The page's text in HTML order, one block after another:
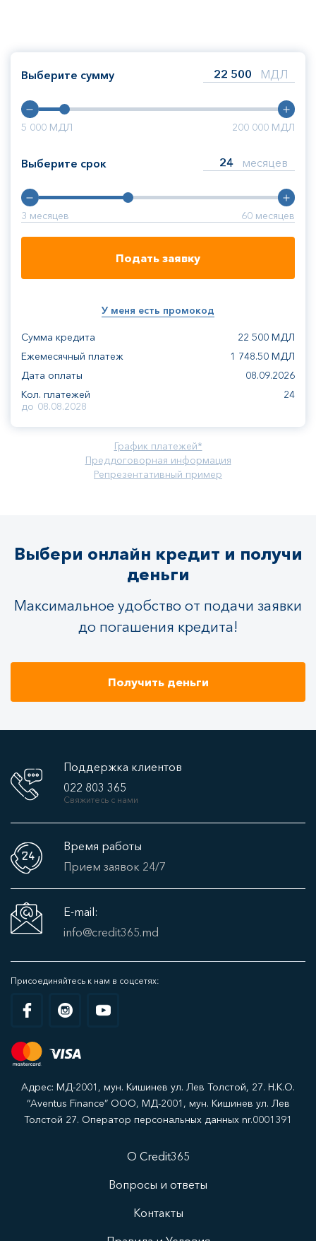
Выберите сумму МДЛ
5 000 МДЛ 200 000 МДЛ
Выберите срок месяцев
3 месяцев 60 месяцев
Сумма кредита 22 500 МДЛ
Ежемесячный платеж
1 748.50 МДЛ
Дата оплаты
08.09.2026
Кол. платежей
до 08.08.2028
24
Подать заявку
У меня есть промокод
График платежей*
Преддоговорная информация
Репрезентативный пример
Выбери онлайн кредит и получи
деньги
Максимальное удобство от подачи заявки
до погашения кредита!
Получить деньги
Поддержка клиентов
022 803 365
Свяжитесь с нами
Время работы
Прием заявок 24/7
E-mail:
info@credit365.md
Адрес: МД-2001, мун. Кишинев ул. Лев Толстой, 27. Н.К.О.
“Aventus Finance” ООО, МД-2001, мун. Кишинев ул. Лев
Толстой 27. Оператор персональных данных nr.0001391
Присоединяйтесь к нам в соцсетях:
О Credit365
Вопросы и ответы
Контакты